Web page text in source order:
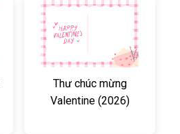
Thư chúc mừng
Valentine (2026)